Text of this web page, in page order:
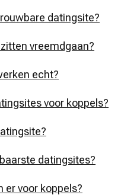
datingsite?
vreemdgaan?
echt?
voor koppels?
datingsites?
er voor koppels?